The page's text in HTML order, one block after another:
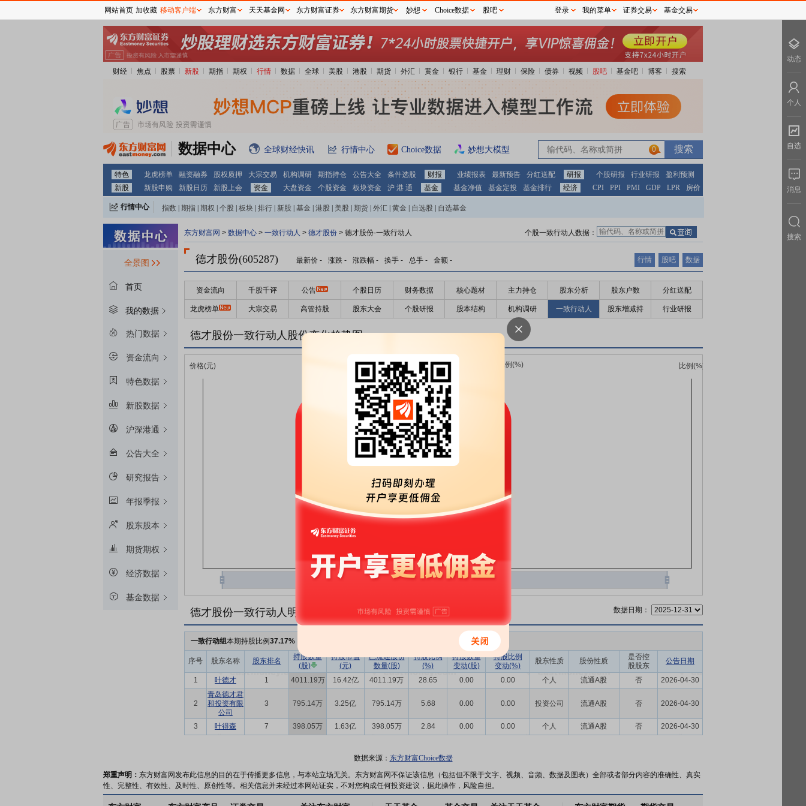
财经 焦点 股票 新股 期指 期权 行情 数据 全球 美股 港股 期货 外汇 黄金 银行 基金 理财 保险 债券 视频 股吧 基金吧 博客 搜索
数据中心 全球财经快讯 行情中心 Choice数据 妙想大模型 0
特色 龙虎榜单 融资融券 股权质押 大宗交易 机构调研 期指持仓 公告大全 条件选股 财报 业绩报表 最新预告 分红送配 研报 个股研报 行业研报
盈利预测
新股
新股申购 新股日历 新股上会 资金 大盘资金 个股资金 板块资金 沪 港 通 基金 基金净值 基金定投 基金排行 经济 CPI PPI PMI GDP LPR 房价
行情中心 指数 期指 期权 个股 板块 排行 新股 基金 港股 美股 期货 外汇 黄金 自选股 自选基金
全景图
首页
我的数据
热门数据
资金流向
特色数据
新股数据
沪深港通
公告大全
研究报告
年报季报
股东股本
期货期权
经济数据
基金数据
东方财富网 > 数据中心 > 一致行动人 > 德才股份 > 德才股份-一致行动人 个股一致行动人数据：
德才股份(605287) 最新价 - 涨跌 - 涨跌幅 - 换手 - 总手 - 金额 - 行情 股吧 数据
资金流向 千股千评 公告 个股日历 财务数据 核心题材 主力持仓 股东分析 股东户数 分红送配
龙虎榜单 大宗交易 高管持股 股东大会 个股研报 股本结构 机构调研 一致行动人 股东增减持 行业研报
德才股份一致行动人股份变化趋势图
德才股份一致行动人明细 数据日期：
一致行动组本期持股比例37.17%
序号 股东名称 股东排名
持股数量
(股)
持股市值
(元)
已流通股份
数量(股)
持股比例
(%)
持股数量
变动(股)
持股比例
变动(%)
股东性质 股份性质
是否控
股股东
公告日期
1 叶德才 1 4011.19万 16.42亿 4011.19万 28.65 0.00 0.00 个人 流通A股 否 2026-04-30
2
青岛德才君
和投资有限
公司
3 795.14万 3.25亿 795.14万 5.68 0.00 0.00 投资公司 流通A股 否 2026-04-30
3 叶得森 7 398.05万 1.63亿 398.05万 2.84 0.00 0.00 个人 流通A股 否 2026-04-30
数据来源： 东方财富Choice数据
郑重声明： 东方财富网发布此信息的目的在于传播更多信息，与本站立场无关。东方财富网不保证该信息（包括但不限于文字、视频、音频、数据及图表）全部或者部分内容的准确性、真实
性、完整性、有效性、及时性、原创性等。相关信息并未经过本网站证实，不对您构成任何投资建议，据此操作，风险自担。
网站首页 加收藏 移动客户端 东方财富 天天基金网 东方财富证券 东方财富期货 妙想 Choice数据 股吧 登录 我的菜单 证券交易 基金交易
动态
个人
自选
消息
搜索